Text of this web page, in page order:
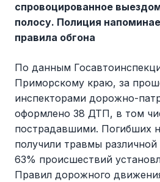
спровоцированное
полосу. Полиция
правила обгона
По данным
Приморскому краю, за
инспекторами дорожно-
оформлено 38 ДТП, в том
пострадавшими. Погибших
получили травмы
63% происшествий
Правил дорожного